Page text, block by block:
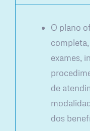
O plano
exames,
de
dos